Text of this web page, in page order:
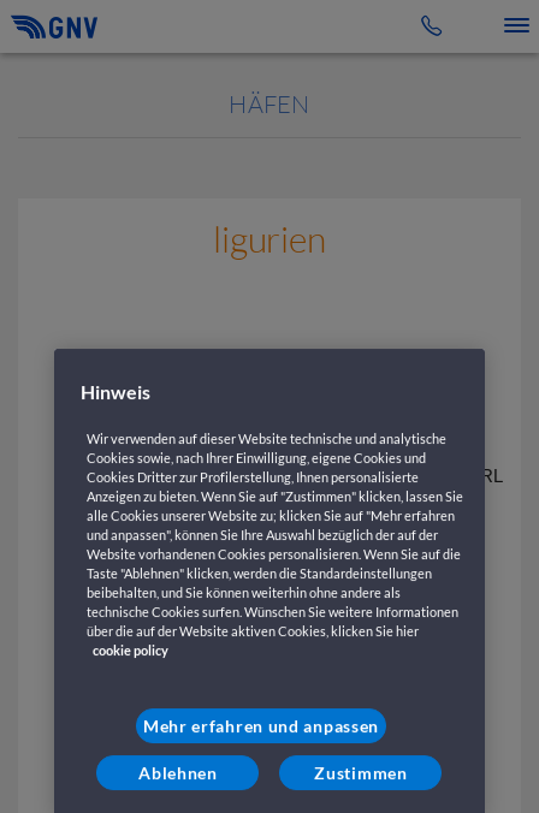
HÄFEN
ligurien
Hinweis
Wir verwenden auf dieser Website technische und analytische
Cookies sowie, nach Ihrer Einwilligung, eigene Cookies und
Cookies Dritter zur Profilerstellung, Ihnen personalisierte
Anzeigen zu bieten. Wenn Sie auf "Zustimmen" klicken, lassen Sie
alle Cookies unserer Website zu; klicken Sie auf "Mehr erfahren
und anpassen", können Sie Ihre Auswahl bezüglich der auf der
Website vorhandenen Cookies personalisieren. Wenn Sie auf die
Taste "Ablehnen" klicken, werden die Standardeinstellungen
beibehalten, und Sie können weiterhin ohne andere als
technische Cookies surfen. Wünschen Sie weitere Informationen
über die auf der Website aktiven Cookies, klicken Sie hier
cookie policy
Mehr erfahren und anpassen
Ablehnen Zustimmen